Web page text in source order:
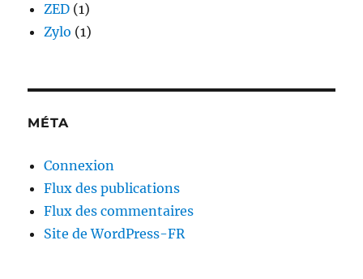
ZED (1)
Zylo (1)
MÉTA
Connexion
Flux des publications
Flux des commentaires
Site de WordPress-FR